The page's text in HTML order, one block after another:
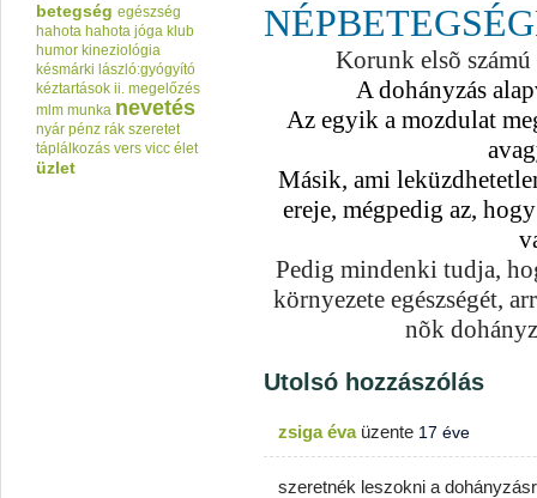
betegség egészség
hahota hahota jóga klub
humor kineziológia
késmárki lászló:gyógyító
kéztartások ii. megelőzés
mlm munka nevetés
nyár pénz rák szeretet
táplálkozás vers vicc élet
üzlet
Korunk elsõ
A dohányzás
Az egyik a mozdulat
Másik, ami
ereje, mégpedig az,
Pedig mindenki tudja,
környezete egészségét,
nõk
Utolsó hozzászólás
zsiga évaüzente 17 éve
szeretnék leszokni a